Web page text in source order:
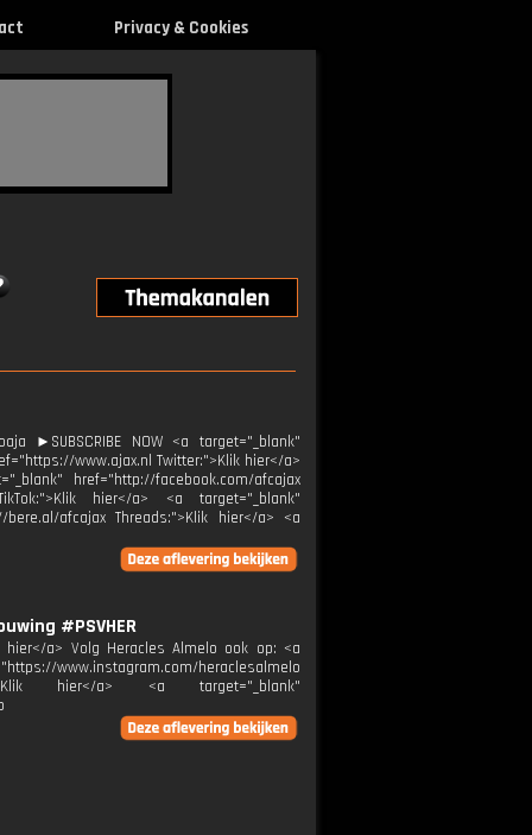
Privacy & Cookies
►SUBSCRIBE NOW <a target="_blank"
www.ajax.nl Twitter:">Klik hier</a>
href="http://facebook.com/afcajax
hier</a> <a target="_blank"
afcajax Threads:">Klik hier</a> <a
#PSVHER
hier</a> Volg Heracles Almelo ook op: <a
www.instagram.com/heraclesalmelo
hier</a> <a target="_blank"